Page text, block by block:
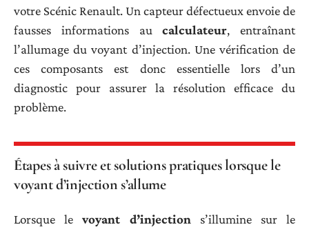
votre Scénic Renault. Un capteur défectueux envoie de
fausses informations aucalculateur, entraînant
l’allumage du voyant d’injection. Une vérification de
ces composants est donc essentielle lors d’un
diagnostic pour assurer la résolution efficace du
problème.
Étapes à suivre et solutions pratiques lorsque le
voyant d’injection s’allume
Lorsque levoyant d’injection s’illumine sur le